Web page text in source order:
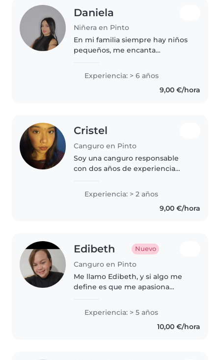
Daniela
Niñera en Pinto
En mi familia siempre hay niños
pequeños, me encanta
ayudarles con tareas y jugar con
Experiencia: > 6 años
9,00 €/hora
Cristel
Canguro en Pinto
Soy una canguro responsable
con dos años de experiencia
encanta dibujar, leer y hacer
manualidades con ellos. Me
siento cómoda con mascotas,
Experiencia: > 2 años
9,00 €/hora
Edibeth Nuevo
Canguro en Pinto
Me llamo Edibeth, y si algo me
define es que me apasiona
sonreír y acompañarlos en su día
a día de una forma segura,
organizada y, sobre todo, ¡muy..
Experiencia: > 5 años
10,00 €/hora